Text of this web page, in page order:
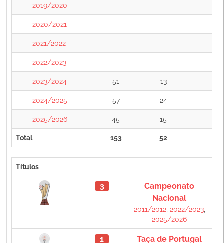
2019/2020
2020/2021
2021/2022
2022/2023
2023/2024 51 13
2024/2025 57 24
2025/2026 45 15
Total 153 52
Títulos
3
Campeonato
Nacional
2011/2012, 2022/2023,
2025/2026
1 Taça de Portugal